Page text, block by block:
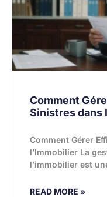
Comment
Sinistres dans
Comment Gérer
l’Immobilier La
l’immobilier est
READ MORE »